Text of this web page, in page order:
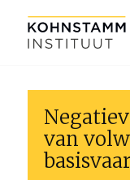
van